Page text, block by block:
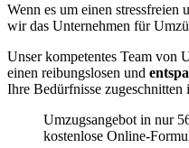
Wenn es um einen stressfreien
wir das Unternehmen für
Unser kompetentes Team von
einen reibungslosen und
Ihre Bedürfnisse zugeschnitten
Umzugsangebot in nur
kostenlose Online-